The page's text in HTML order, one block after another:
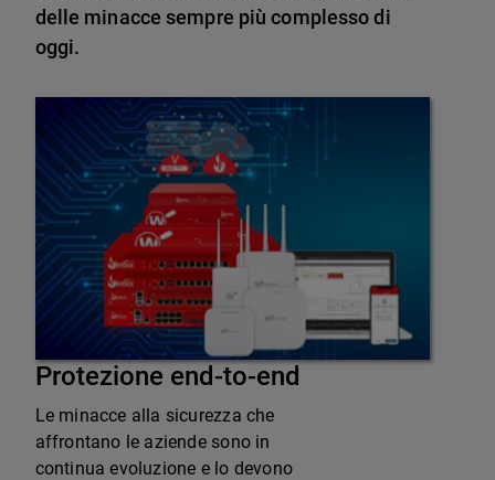
delle minacce sempre più complesso di
oggi.
Protezione end-to-end
Le minacce alla sicurezza che
affrontano le aziende sono in
continua evoluzione e lo devono